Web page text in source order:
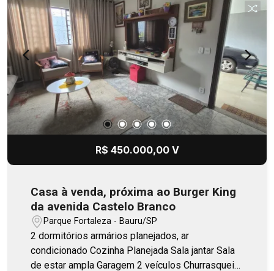
uma região tradicional e muito procurada da
cidade.
R$ 450.000,00 V
Casa à venda, próxima ao Burger King
da avenida Castelo Branco
Parque Fortaleza - Bauru/SP
2 dormitórios armários planejados, ar
condicionado Cozinha Planejada Sala jantar Sala
de estar ampla Garagem 2 veículos Churrasqueira